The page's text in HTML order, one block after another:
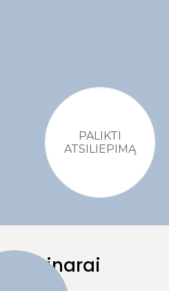
PALIKTI
ATSILIEPIMĄ
seminarai